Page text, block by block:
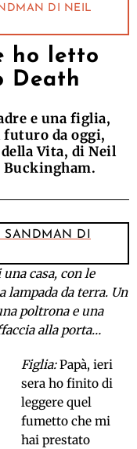
DI NEIL
ho letto
Death
e una figlia,
da oggi,
Vita, di Neil
Buckingham.
DI
casa, con le
da terra. Un
poltrona e una
alla porta…
Figlia:Papà, ieri
sera ho finito di
leggere quel
fumetto che mi
hai prestato